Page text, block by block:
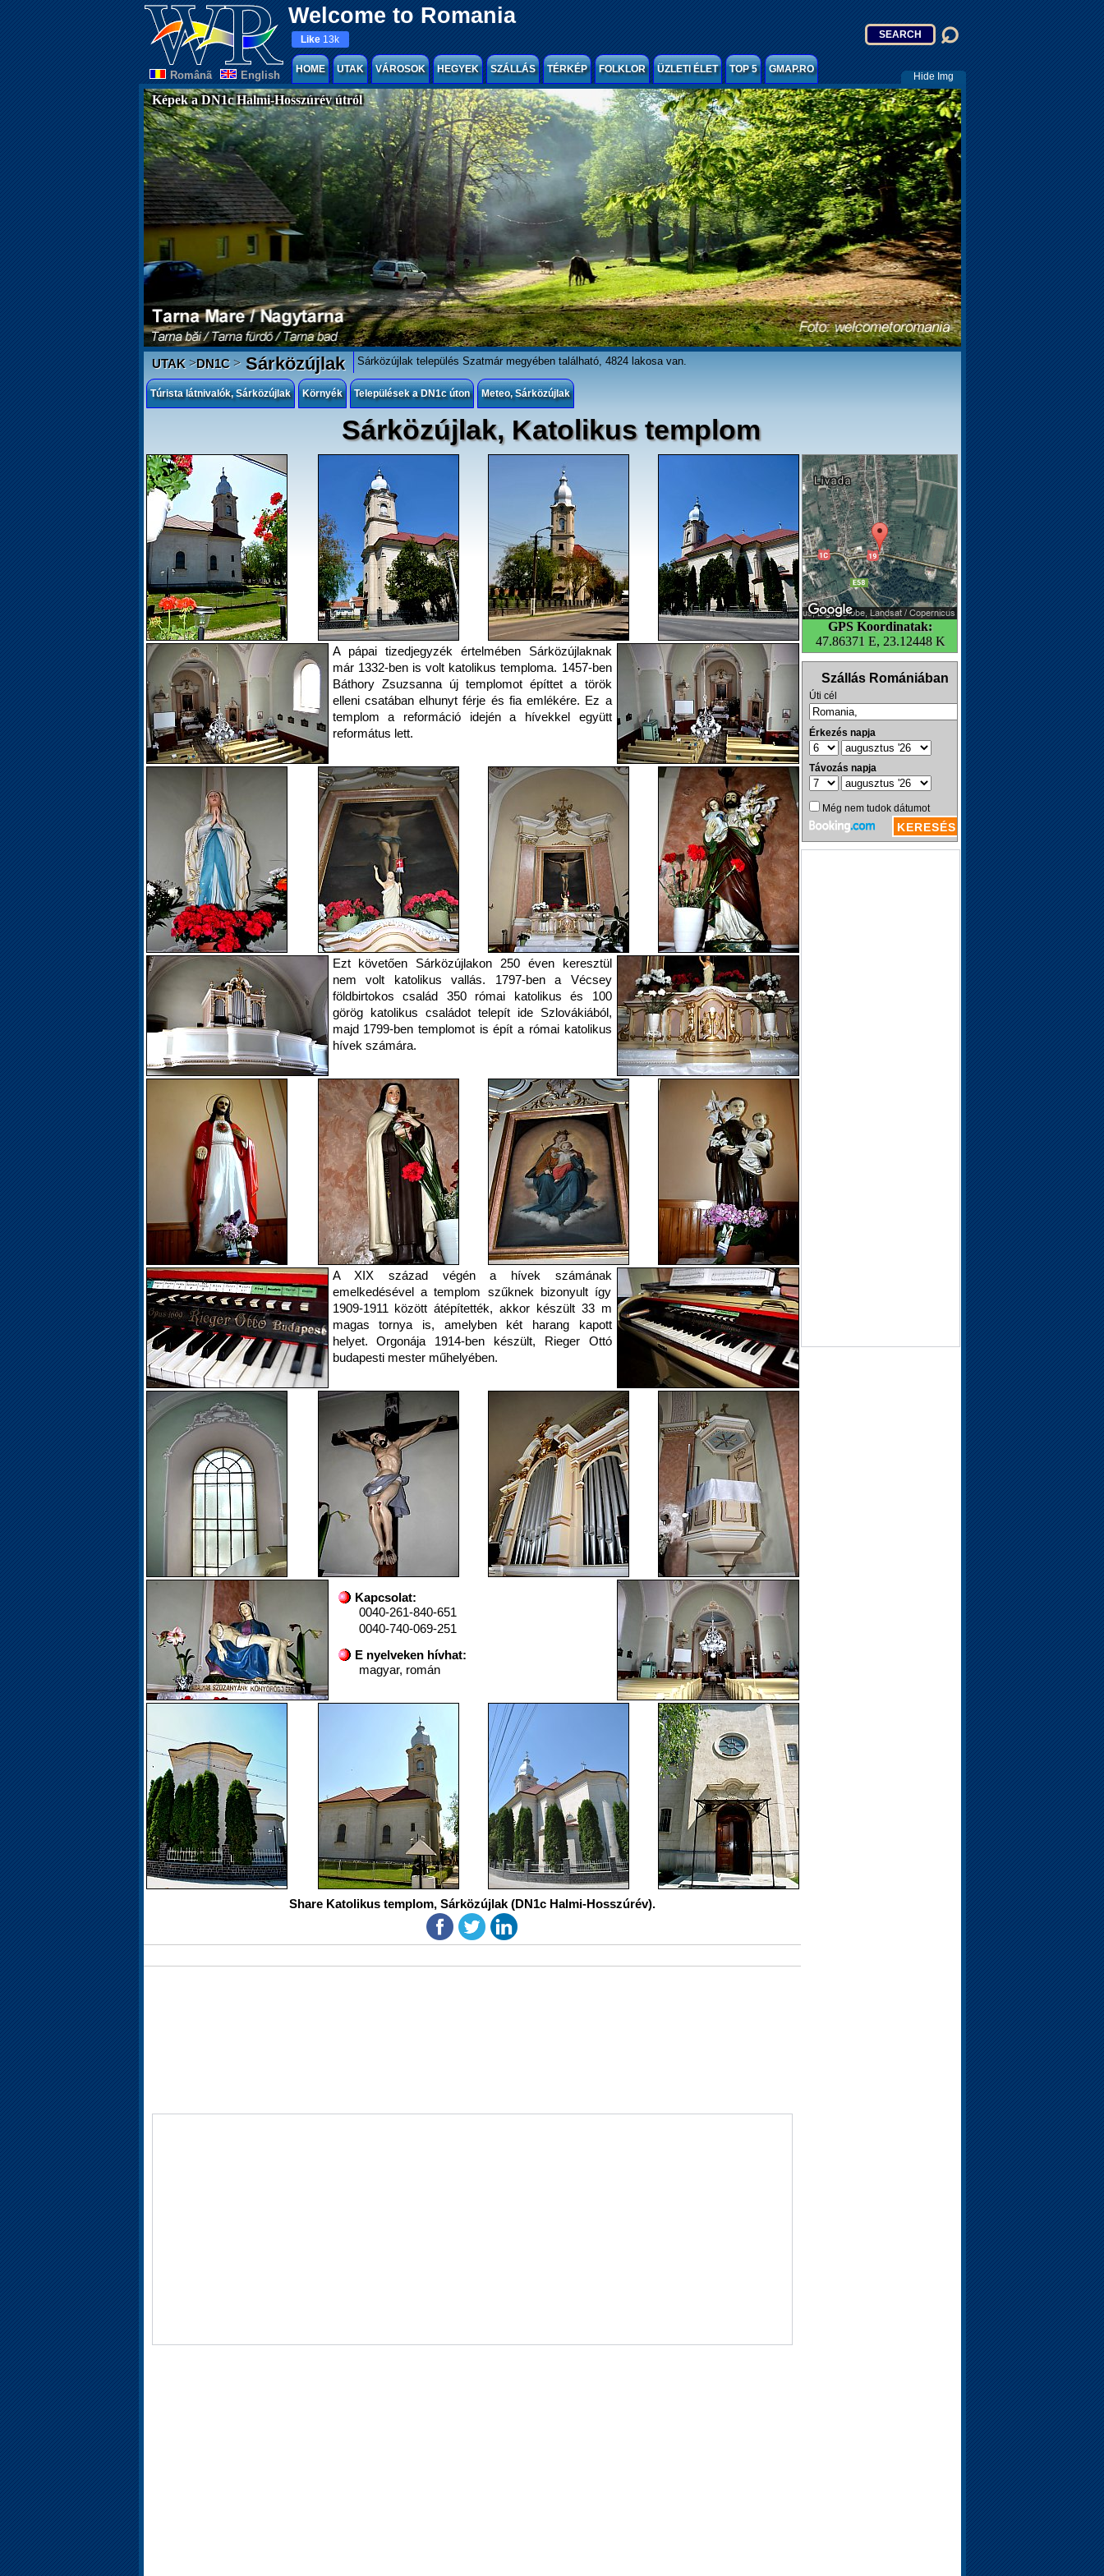
Welcome to Romania
Românã English
Like 13k
HOME UTAK VÁROSOK HEGYEK SZÁLLÁS TÉRKÉP FOLKLOR ÜZLETI ÉLET TOP 5 GMAP.RO
Hide Img
Képek a DN1c Halmi-Hosszúrév útról
UTAK>DN1C>Sárközújlak Sárközújlak település Szatmár megyében található, 4824 lakosa van.
Túrista látnivalók, Sárközújlak Környék Települések a DN1c úton Meteo, Sárközújlak
Sárközújlak, Katolikus templom
GPS Koordinatak:
47.86371 E, 23.12448 K
A pápai tizedjegyzék értelmében Sárközújlaknak
már 1332-ben is volt katolikus temploma. 1457-ben
Báthory Zsuzsanna új templomot építtet a török
elleni csatában elhunyt férje és fia emlékére. Ez a
templom a reformáció idején a hívekkel együtt
református lett.
Ezt követően Sárközújlakon 250 éven keresztül
nem volt katolikus vallás. 1797-ben a Vécsey
földbirtokos család 350 római katolikus és 100
görög katolikus családot telepít ide Szlovákiából,
majd 1799-ben templomot is épít a római katolikus
hívek számára.
A XIX század végén a hívek számának
emelkedésével a templom szűknek bizonyult így
1909-1911 között átépítették, akkor készült 33 m
magas tornya is, amelyben két harang kapott
helyet. Orgonája 1914-ben készült, Rieger Ottó
budapesti mester műhelyében.
Kapcsolat:
0040-261-840-651
0040-740-069-251
E nyelveken hívhat:
magyar, román
Share Katolikus templom, Sárközújlak (DN1c Halmi-Hosszúrév).